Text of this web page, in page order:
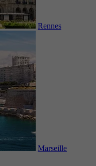
Rennes
Marseille